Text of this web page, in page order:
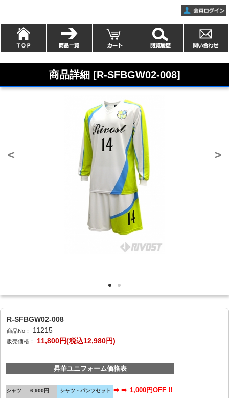
商品詳細 [R-SFBGW02-008]
< >
R-SFBGW02-008
商品No： 11215
販売価格： 11,800円(税込12,980円)
昇華ユニフォーム価格表
シャツ
6,900円
シャツ・パンツセット ➡ ➡ 1,000円OFF !!